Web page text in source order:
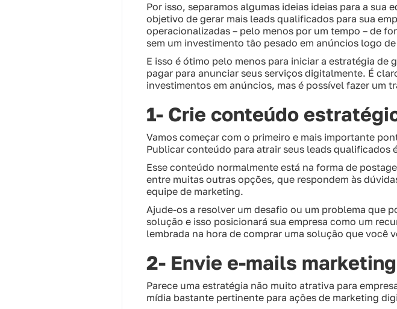
Por isso, separamos algumas ideias ideias para a
objetivo de gerar mais leads qualificados para sua
operacionalizadas – pelo menos por um tempo – de
sem um investimento tão pesado em anúncios logo
E isso é ótimo pelo menos para iniciar a estratégia
pagar para anunciar seus serviços digitalmente. É
investimentos em anúncios, mas é possível fazer um
1- Crie conteúdo
Vamos começar com o primeiro e mais importante
Publicar conteúdo para atrair seus leads qualificados
Esse conteúdo normalmente está na forma de
entre muitas outras opções, que respondem às
equipe de marketing.
Ajude-os a resolver um desafio ou um problema que
solução e isso posicionará sua empresa como um
lembrada na hora de comprar uma solução que você
2- Envie e-mails marketing
Parece uma estratégia não muito atrativa para
mídia bastante pertinente para ações de marketing